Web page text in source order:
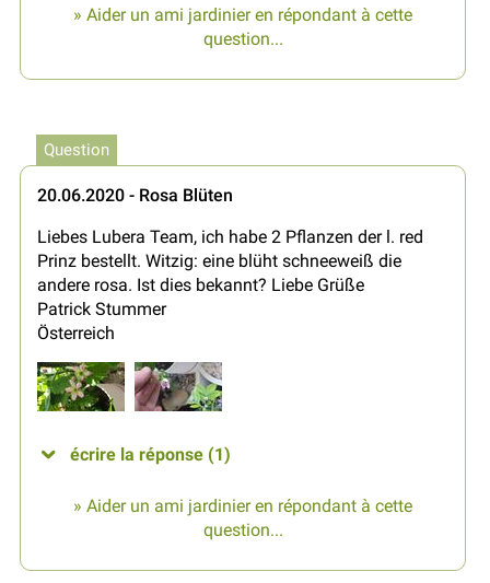
» Aider un ami jardinier en répondant à cette
question...
Question
20.06.2020 - Rosa Blüten
Liebes Lubera Team, ich habe 2 Pflanzen der l. red
Prinz bestellt. Witzig: eine blüht schneeweiß die
andere rosa. Ist dies bekannt? Liebe Grüße
Patrick Stummer
Österreich
écrire la réponse (1)
» Aider un ami jardinier en répondant à cette
question...